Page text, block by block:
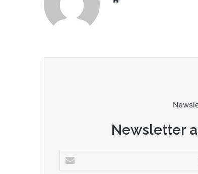
Newsletter